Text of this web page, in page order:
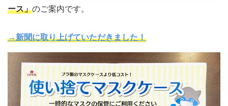
ース」のご案内です。
→新聞に取り上げていただきました！